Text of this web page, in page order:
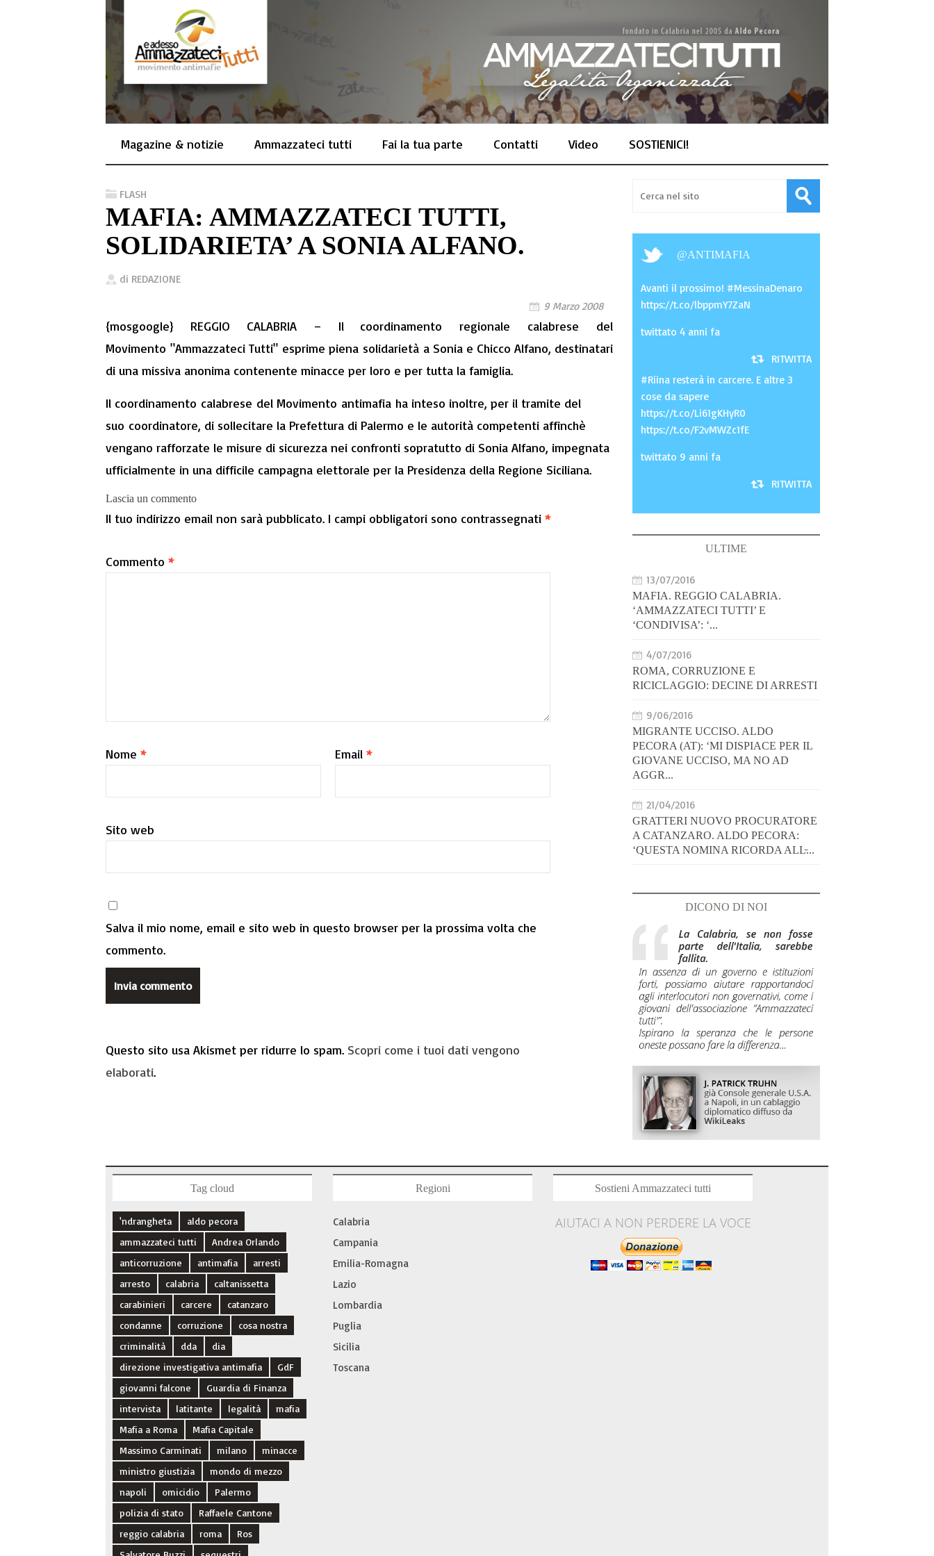
Magazine & notizie Ammazzateci tutti Fai la tua parte Contatti Video SOSTIENICI!
FLASH
MAFIA: AMMAZZATECI TUTTI,
SOLIDARIETA’ A SONIA ALFANO.
di REDAZIONE
9 Marzo 2008
{mosgoogle} REGGIO CALABRIA – Il coordinamento regionale calabrese del
Movimento "Ammazzateci Tutti" esprime piena solidarietà a Sonia e Chicco Alfano, destinatari
di una missiva anonima contenente minacce per loro e per tutta la famiglia.
Il coordinamento calabrese del Movimento antimafia ha inteso inoltre, per il tramite del
suo coordinatore, di sollecitare la Prefettura di Palermo e le autorità competenti affinchè
vengano rafforzate le misure di sicurezza nei confronti sopratutto di Sonia Alfano, impegnata
ufficialmente in una difficile campagna elettorale per la Presidenza della Regione Siciliana.
Lascia un commento
Il tuo indirizzo email non sarà pubblicato. I campi obbligatori sono contrassegnati *
Commento *
Nome * Email *
Sito web
Salva il mio nome, email e sito web in questo browser per la prossima volta che
commento.
Questo sito usa Akismet per ridurre lo spam. Scopri come i tuoi dati vengono
elaborati.
@ANTIMAFIA
Avanti il prossimo! #MessinaDenaro
https://t.co/lbppmY7ZaN
twittato 4 anni fa
RITWITTA
#Riina resterà in carcere. E altre 3
cose da sapere
https://t.co/Li61gKHyR0
https://t.co/F2vMWZc1fE
twittato 9 anni fa
RITWITTA
ULTIME
13/07/2016
MAFIA. REGGIO CALABRIA.
‘AMMAZZATECI TUTTI’ E
‘CONDIVISA’: ‘...
4/07/2016
ROMA, CORRUZIONE E
RICICLAGGIO: DECINE DI ARRESTI
9/06/2016
MIGRANTE UCCISO. ALDO
PECORA (AT): ‘MI DISPIACE PER IL
GIOVANE UCCISO, MA NO AD
AGGR...
21/04/2016
GRATTERI NUOVO PROCURATORE
A CATANZARO. ALDO PECORA:
‘QUESTA NOMINA RICORDA ALL̵...
DICONO DI NOI
Tag cloud
'ndrangheta
aldo pecora
ammazzateci tutti
Andrea Orlando
anticorruzione
antimafia
arresti
arresto
calabria
caltanissetta
carabinieri
carcere
catanzaro
condanne
corruzione
cosa nostra
criminalità
dda
dia
direzione investigativa antimafia
GdF
giovanni falcone
Guardia di Finanza
intervista
latitante legalità
mafia
Mafia a Roma
Mafia Capitale
Massimo Carminati
milano
minacce
ministro giustizia
mondo di mezzo
napoli
omicidio
Palermo
polizia di stato
Raffaele Cantone
reggio calabria
roma
Ros
Regioni
Calabria
Campania
Emilia-Romagna
Lazio
Lombardia
Puglia
Sicilia
Toscana
Sostieni Ammazzateci tutti
AIUTACI A NON PERDERE LA VOCE